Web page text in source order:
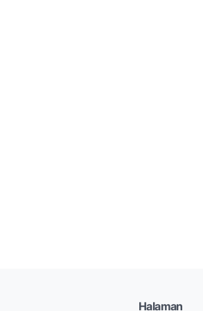
Halaman